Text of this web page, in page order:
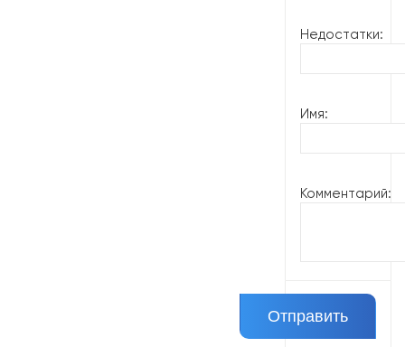
Недостатки:
Имя:
Комментарий: